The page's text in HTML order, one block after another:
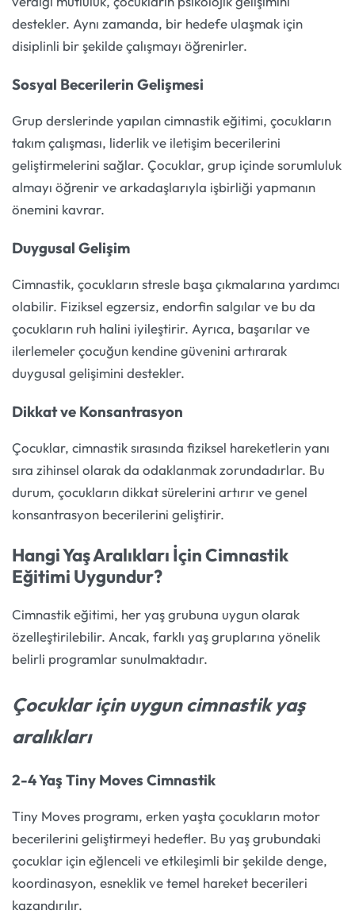
destekler. Aynı zamanda, bir hedefe ulaşmak için
disiplinli bir şekilde çalışmayı öğrenirler.
Sosyal Becerilerin Gelişmesi
Grup derslerinde yapılan cimnastik eğitimi, çocukların
takım çalışması, liderlik ve iletişim becerilerini
geliştirmelerini sağlar. Çocuklar, grup içinde sorumluluk
almayı öğrenir ve arkadaşlarıyla işbirliği yapmanın
önemini kavrar.
Duygusal Gelişim
Cimnastik, çocukların stresle başa çıkmalarına yardımcı
olabilir. Fiziksel egzersiz, endorfin salgılar ve bu da
çocukların ruh halini iyileştirir. Ayrıca, başarılar ve
ilerlemeler çocuğun kendine güvenini artırarak
duygusal gelişimini destekler.
Dikkat ve Konsantrasyon
Çocuklar, cimnastik sırasında fiziksel hareketlerin yanı
sıra zihinsel olarak da odaklanmak zorundadırlar. Bu
durum, çocukların dikkat sürelerini artırır ve genel
konsantrasyon becerilerini geliştirir.
Hangi Yaş Aralıkları İçin Cimnastik
Eğitimi Uygundur?
Cimnastik eğitimi, her yaş grubuna uygun olarak
özelleştirilebilir. Ancak, farklı yaş gruplarına yönelik
belirli programlar sunulmaktadır.
Çocuklar için uygun cimnastik yaş
aralıkları
2-4 Yaş Tiny Moves Cimnastik
Tiny Moves programı, erken yaşta çocukların motor
becerilerini geliştirmeyi hedefler. Bu yaş grubundaki
çocuklar için eğlenceli ve etkileşimli bir şekilde denge,
koordinasyon, esneklik ve temel hareket becerileri
kazandırılır.